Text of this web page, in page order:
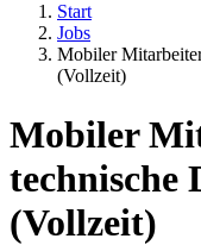
Start
Jobs
Mobiler
(Vollzeit)
Mobiler
technische
(Vollzeit)